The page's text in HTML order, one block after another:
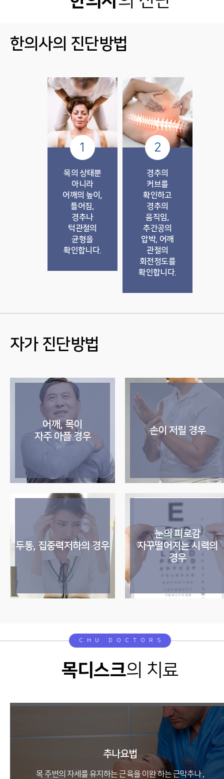
한의사의 진단방법
1
목의 상태뿐
아니라
어깨의 높이,
틀어짐,
경추나
턱관절의
균형을
확인합니다.
2
경추의
커브를
확인하고
경추의
움직임,
추간공의
압박, 어깨
관절의
회전정도를
확인합니다.
자가 진단방법
어깨, 목이
자주 아플 경우
손이 저릴 경우
두통, 집중력저하의 경우
눈의 피로감
자꾸떨어지는 시력의
경우
CHU DOCTORS
목디스크의 치료
추나요법
목 주변의 자세를 유지하는 근육을 이완 하는 근막추나 ,